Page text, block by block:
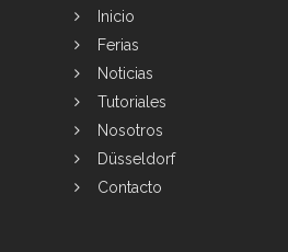
Inicio
Ferias
Noticias
Tutoriales
Nosotros
Düsseldorf
Contacto